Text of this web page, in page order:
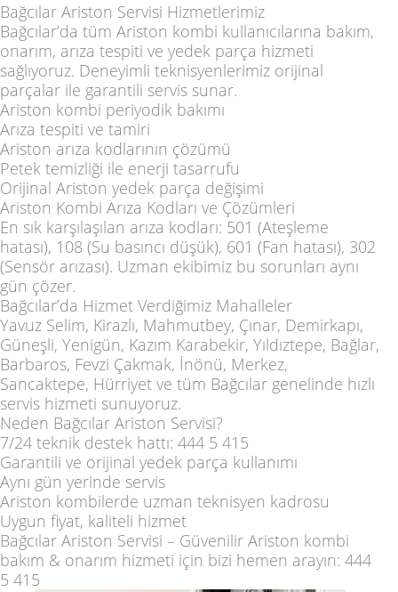
Bağcılar Ariston Servisi Hizmetlerimiz
Bağcılar’da tüm Ariston kombi kullanıcılarına bakım,
onarım, arıza tespiti ve yedek parça hizmeti
sağlıyoruz. Deneyimli teknisyenlerimiz orijinal
parçalar ile garantili servis sunar.
Ariston kombi periyodik bakımı
Arıza tespiti ve tamiri
Ariston arıza kodlarının çözümü
Petek temizliği ile enerji tasarrufu
Orijinal Ariston yedek parça değişimi
Ariston Kombi Arıza Kodları ve Çözümleri
En sık karşılaşılan arıza kodları: 501 (Ateşleme
hatası), 108 (Su basıncı düşük), 601 (Fan hatası), 302
(Sensör arızası). Uzman ekibimiz bu sorunları aynı
gün çözer.
Bağcılar’da Hizmet Verdiğimiz Mahalleler
Yavuz Selim, Kirazlı, Mahmutbey, Çınar, Demirkapı,
Güneşli, Yenigün, Kazım Karabekir, Yıldıztepe, Bağlar,
Barbaros, Fevzi Çakmak, İnönü, Merkez,
Sancaktepe, Hürriyet ve tüm Bağcılar genelinde hızlı
servis hizmeti sunuyoruz.
Neden Bağcılar Ariston Servisi?
7/24 teknik destek hattı: 444 5 415
Garantili ve orijinal yedek parça kullanımı
Aynı gün yerinde servis
Ariston kombilerde uzman teknisyen kadrosu
Uygun fiyat, kaliteli hizmet
Bağcılar Ariston Servisi – Güvenilir Ariston kombi
bakım & onarım hizmeti için bizi hemen arayın: 444
5 415